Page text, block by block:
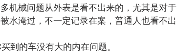
机械问题从外表是看不出来的，尤其是对于
水淹过，不一定记录在案，普通人也看不出
到的车没有大的内在问题。